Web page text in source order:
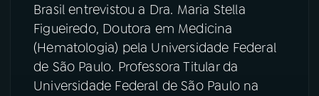
Instagram X
TikTok
Brasil entrevistou a Dra. Maria Stella
Figueiredo, Doutora em Medicina
(Hematologia) pela Universidade Federal
de São Paulo. Professora Titular da
Universidade Federal de São Paulo na